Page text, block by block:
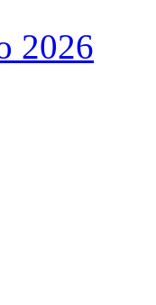
2026